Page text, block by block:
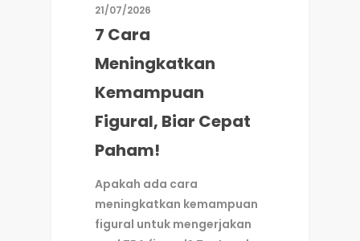
21/07/2026
7 Cara
Meningkatkan
Kemampuan
Figural, Biar Cepat
Paham!
Apakah ada cara
meningkatkan kemampuan
figural untuk mengerjakan